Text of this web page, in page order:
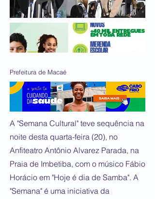
Prefeitura de Macaé
A "Semana Cultural" teve sequência na
noite desta quarta-feira (20), no
Anfiteatro Antônio Alvarez Parada, na
Praia de Imbetiba, com o músico Fábio
Horácio em "Hoje é dia de Samba". A
"Semana" é uma iniciativa da